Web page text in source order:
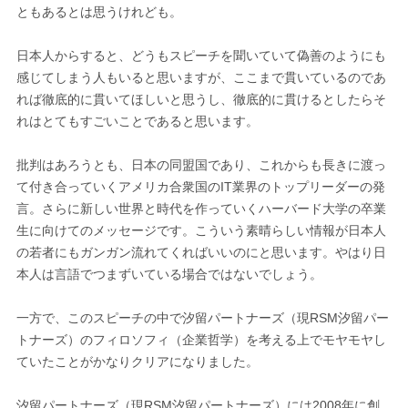
ともあるとは思うけれども。
日本人からすると、どうもスピーチを聞いていて偽善のようにも
感じてしまう人もいると思いますが、ここまで貫いているのであ
れば徹底的に貫いてほしいと思うし、徹底的に貫けるとしたらそ
れはとてもすごいことであると思います。
批判はあろうとも、日本の同盟国であり、これからも長きに渡っ
て付き合っていくアメリカ合衆国のIT業界のトップリーダーの発
言。さらに新しい世界と時代を作っていくハーバード大学の卒業
生に向けてのメッセージです。こういう素晴らしい情報が日本人
の若者にもガンガン流れてくればいいのにと思います。やはり日
本人は言語でつまずいている場合ではないでしょう。
一方で、このスピーチの中で汐留パートナーズ（現RSM汐留パー
トナーズ）のフィロソフィ（企業哲学）を考える上でモヤモヤし
ていたことがかなりクリアになりました。
汐留パートナーズ（現RSM汐留パートナーズ）には2008年に創